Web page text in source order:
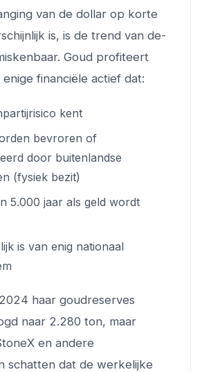
van de dollar op korte
is, is de trend van de-
Goud profiteert
financiële actief dat:
kent
bevroren of
door buitenlandse
(fysiek bezit)
5.000 jaar als geld wordt
is van enig nationaal
haar goudreserves
naar 2.280 ton, maar
en andere
schatten dat de werkelijke